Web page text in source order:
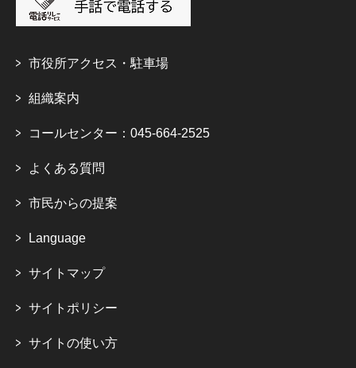
市役所アクセス・駐車場
組織案内
コールセンター：045-664-2525
よくある質問
市民からの提案
Language
サイトマップ
サイトポリシー
サイトの使い方